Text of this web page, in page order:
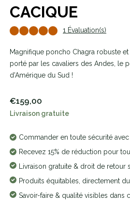
CACIQUE
1 Évaluation(s)
Magnifique poncho Chagra robuste
porté par les cavaliers des Andes, le
d'Amérique du Sud !
€159,00
Livraison gratuite
Commander en toute sécurité
Recevez 15% de réduction pour
Livraison gratuite & droit de retour
Produits équitables, directement
Savoir-faire & qualité visibles dans